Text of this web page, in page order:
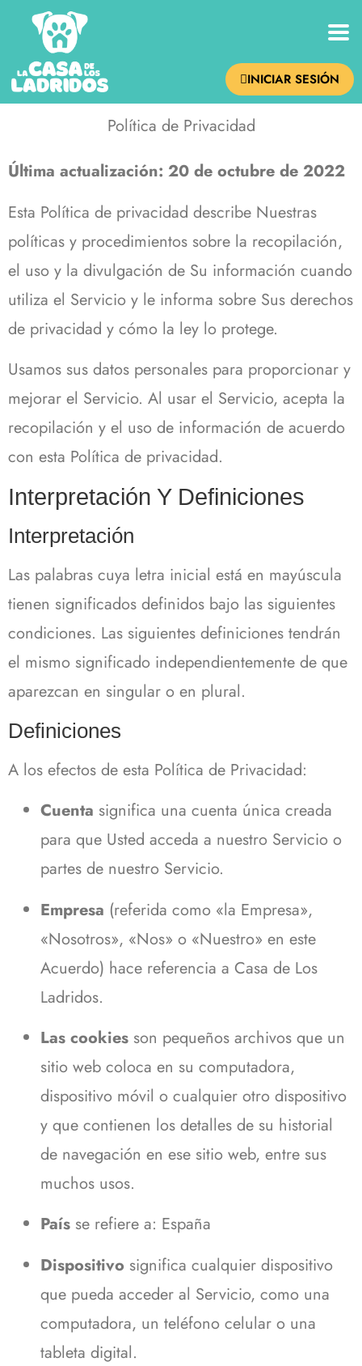
INICIAR SESIÓN
Política de Privacidad
Última actualización: 20 de octubre de 2022
Esta Política de privacidad describe Nuestras
políticas y procedimientos sobre la recopilación,
el uso y la divulgación de Su información cuando
utiliza el Servicio y le informa sobre Sus derechos
de privacidad y cómo la ley lo protege.
Usamos sus datos personales para proporcionar y
mejorar el Servicio. Al usar el Servicio, acepta la
recopilación y el uso de información de acuerdo
con esta Política de privacidad.
Interpretación Y Definiciones
Interpretación
Las palabras cuya letra inicial está en mayúscula
tienen significados definidos bajo las siguientes
condiciones. Las siguientes definiciones tendrán
el mismo significado independientemente de que
aparezcan en singular o en plural.
Definiciones
A los efectos de esta Política de Privacidad:
Cuenta significa una cuenta única creada
para que Usted acceda a nuestro Servicio o
partes de nuestro Servicio.
Empresa (referida como «la Empresa»,
«Nosotros», «Nos» o «Nuestro» en este
Acuerdo) hace referencia a Casa de Los
Ladridos.
Las cookies son pequeños archivos que un
sitio web coloca en su computadora,
dispositivo móvil o cualquier otro dispositivo
y que contienen los detalles de su historial
de navegación en ese sitio web, entre sus
muchos usos.
País se refiere a: España
Dispositivo significa cualquier dispositivo
que pueda acceder al Servicio, como una
computadora, un teléfono celular o una
tableta digital.